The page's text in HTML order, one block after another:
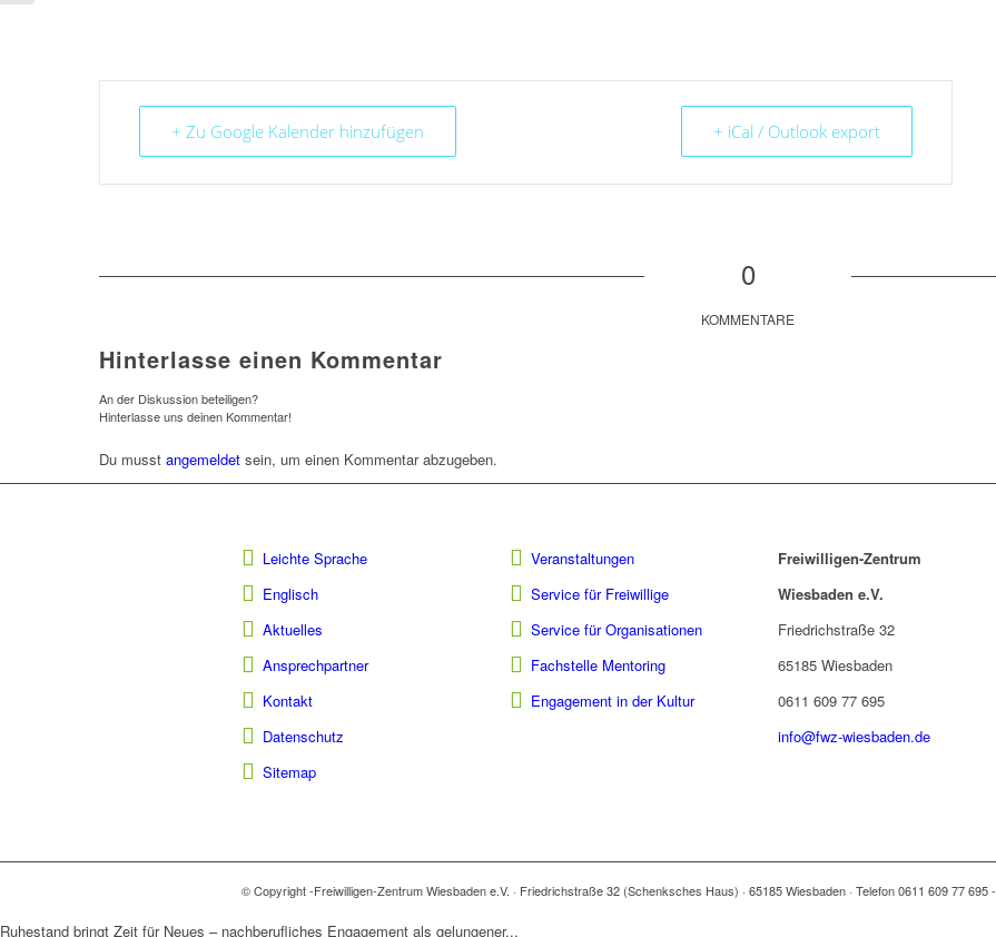
+ Zu Google Kalender hinzufügen + iCal / Outlook export
0
KOMMENTARE
Hinterlasse einen Kommentar
An der Diskussion beteiligen?
Hinterlasse uns deinen Kommentar!
Du musst angemeldet sein, um einen Kommentar abzugeben.
Leichte Sprache
Englisch
Aktuelles
Ansprechpartner
Kontakt
Datenschutz
Sitemap
Veranstaltungen
Service für Freiwillige
Service für Organisationen
Fachstelle Mentoring
Engagement in der Kultur
Freiwilligen-Zentrum
Wiesbaden e.V.
Friedrichstraße 32
65185 Wiesbaden
0611 609 77 695
info@fwz-wiesbaden.de
© Copyright -Freiwilligen-Zentrum Wiesbaden e.V. · Friedrichstraße 32 (Schenksches Haus) · 65185 Wiesbaden · Telefon 0611 609 77 695 -
Ruhestand bringt Zeit für Neues – nachberufliches Engagement als gelungener...